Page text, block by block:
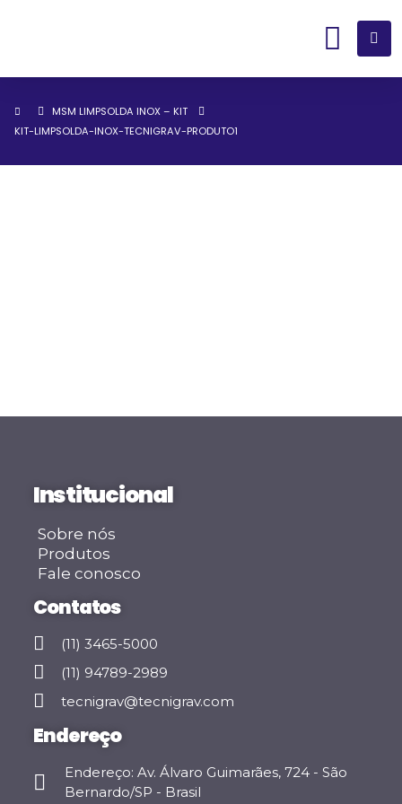
MSM LIMPSOLDA INOX – KIT
KIT-LIMPSOLDA-INOX-TECNIGRAV-PRODUTO1
Institucional
Sobre nós
Produtos
Fale conosco
Contatos
(11) 3465-5000
(11) 94789-2989
tecnigrav@tecnigrav.com
Endereço
Endereço: Av. Álvaro Guimarães, 724 - São
Bernardo/SP - Brasil